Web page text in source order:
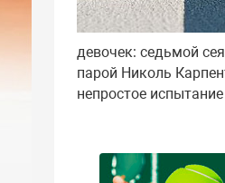
девочек: седьмой
парой Николь
непростое